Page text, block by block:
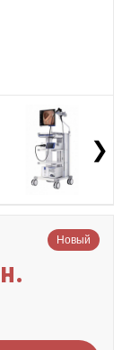
❯
Новый